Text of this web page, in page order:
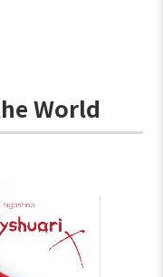
World